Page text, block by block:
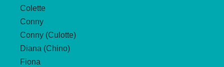
Colette
Conny
Conny (Culotte)
Diana (Chino)
Fiona